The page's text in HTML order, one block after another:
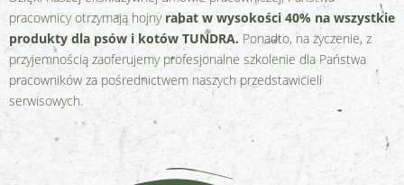
pracownicy otrzymają hojnyrabat w wysokości 40% na wszystkie
produkty dla psów i kotów TUNDRA. Ponadto, na życzenie, z
przyjemnością zaoferujemy profesjonalne szkolenie dla Państwa
pracowników za pośrednictwem naszych przedstawicieli
serwisowych.